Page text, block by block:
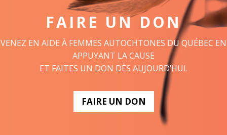
FAIRE UN DON
VENEZ EN AIDE À FEMMES AUTOCHTONES DU QUÉBEC EN
APPUYANT LA CAUSE
ET FAITES UN DON DÈS AUJOURD’HUI.
FAIRE UN DON